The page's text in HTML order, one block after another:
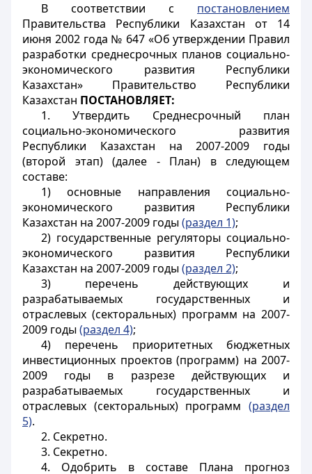
В соответствии с постановлением
Правительства Республики Казахстан от 14
июня 2002 года № 647 «Об утверждении Правил
разработки среднесрочных планов социально-
экономического развития Республики
Казахстан» Правительство Республики
Казахстан ПОСТАНОВЛЯЕТ:
1. Утвердить Среднесрочный план
социально-экономического развития
Республики Казахстан на 2007-2009 годы
(второй этап) (далее - План) в следующем
составе:
1) основные направления социально-
экономического развития Республики
Казахстан на 2007-2009 годы(раздел 1);
2) государственные регуляторы социально-
экономического развития Республики
Казахстан на 2007-2009 годы(раздел 2);
3) перечень действующих и
разрабатываемых государственных и
отраслевых (секторальных) программ на 2007-
2009 годы(раздел 4);
4) перечень приоритетных бюджетных
инвестиционных проектов (программ) на 2007-
2009 годы в разрезе действующих и
разрабатываемых государственных и
отраслевых (секторальных) программ (раздел
5).
2. Секретно.
3. Секретно.
4. Одобрить в составе Плана прогноз